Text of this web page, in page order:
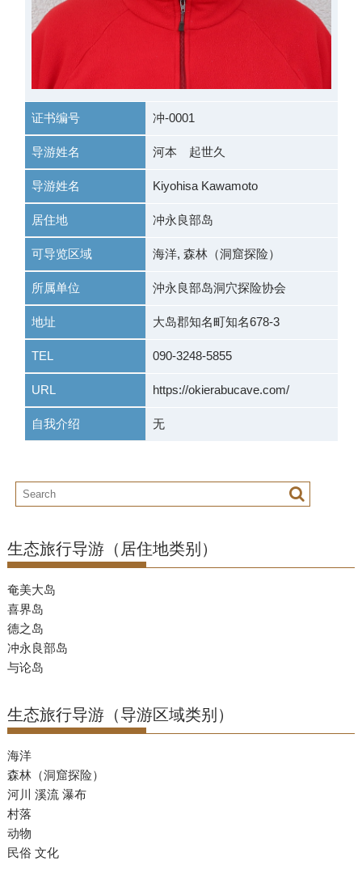
证书编号 冲-0001
导游姓名 河本 起世久
导游姓名 Kiyohisa Kawamoto
居住地 冲永良部岛
可导览区域 海洋, 森林（洞窟探险）
所属单位 沖永良部岛洞穴探险协会
地址 大岛郡知名町知名678-3
TEL 090-3248-5855
URL https://okierabucave.com/
自我介绍 无
生态旅行导游（居住地类别）
奄美大岛
喜界岛
德之岛
冲永良部岛
与论岛
生态旅行导游（导游区域类别）
海洋
森林（洞窟探险）
河川 溪流 瀑布
村落
动物
民俗 文化